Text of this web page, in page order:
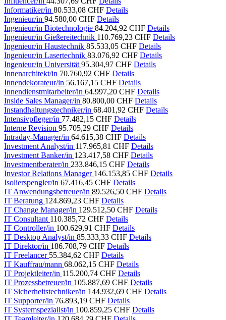
Informatiker/in 80.533,08 CHF Details
Ingenieur/in 94.580,00 CHF Details
Ingenieur/in Biotechnologie 84.204,92 CHF Details
Ingenieur/in Gießereitechnik 110.769,23 CHF Details
Ingenieur/in Haustechnik 85.533,05 CHF Details
Ingenieur/in Lasertechnik 83.076,92 CHF Details
Ingenieur/in Universität 95.304,97 CHF Details
Innenarchitekt/in 70.760,92 CHF Details
Innendekorateur/in 56.167,15 CHF Details
Innendienstmitarbeiter/in 64.997,20 CHF Details
Inside Sales Manager/in 80.800,00 CHF Details
Instandhaltungstechniker/in 68.401,92 CHF Details
Intensivpfleger/in 77.482,15 CHF Details
Interne Revision 95.705,29 CHF Details
Intraday-Manager/in 64.615,38 CHF Details
Investment Analyst/in 117.965,81 CHF Details
Investment Banker/in 123.417,58 CHF Details
Investmentberater/in 233.846,15 CHF Details
Investor Relations Manager 146.153,85 CHF Details
Isolierspengler/in 67.416,45 CHF Details
IT Anwendungsbetreuer/in 89.526,50 CHF Details
IT Beratung 124.869,23 CHF Details
IT Change Manager/in 129.512,50 CHF Details
IT Consultant 110.385,72 CHF Details
IT Controller/in 100.629,91 CHF Details
IT Desktop Analyst/in 85.333,33 CHF Details
IT Direktor/in 186.708,79 CHF Details
IT Freelancer 55.384,62 CHF Details
IT Kauffrau/mann 68.062,15 CHF Details
IT Projektleiter/in 115.200,74 CHF Details
IT Prozessbetreuer/in 105.887,69 CHF Details
IT Sicherheitstechniker/in 144.932,69 CHF Details
IT Supporter/in 76.893,19 CHF Details
IT Systemspezialist/in 100.859,25 CHF Details